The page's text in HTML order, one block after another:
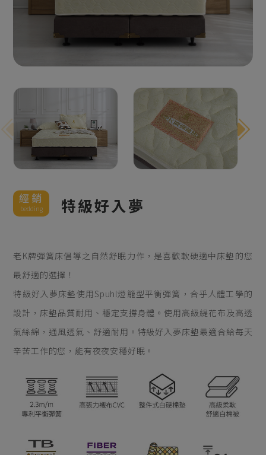
經銷
bedding 特級好入夢
老K牌彈簧床倡導之自然舒眠力作，是喜歡軟硬適中床墊的您
最舒適的選擇！
特級好入夢床墊使用Spuhl燈籠型平衡彈簧，合乎人體工學的
設計，床墊品質耐用、穩定支撐身體。使用高級緹花布及高透
氣絲綿，通風透氣、舒適耐用。特級好入夢床墊最適合給每天
辛苦工作的您，能有夜夜安穩好眠。